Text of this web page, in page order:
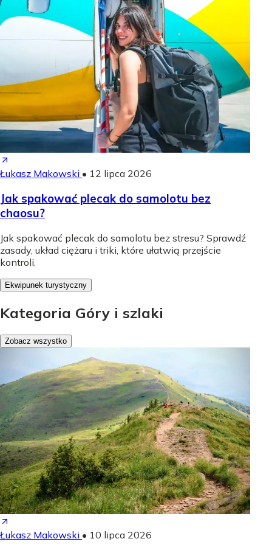
Łukasz Makowski • 12 lipca 2026
Jak spakować plecak do samolotu bez
chaosu?
Jak spakować plecak do samolotu bez stresu? Sprawdź
zasady, układ ciężaru i triki, które ułatwią przejście
kontroli.
Ekwipunek turystyczny
Kategoria Góry i szlaki
Zobacz wszystko
Łukasz Makowski • 10 lipca 2026